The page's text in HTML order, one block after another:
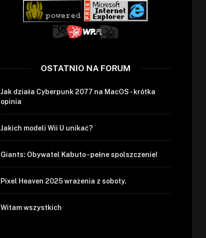
OSTATNIO NA FORUM
Jak działa Cyberpunk 2077 na MacOS - krótka
opinia
Jakich modeli Wii U unikać?
Giants: Obywatel Kabuto - pełne spolszczenie!
Pixel Heaven 2025 wrażenia z soboty.
Witam wszystkich